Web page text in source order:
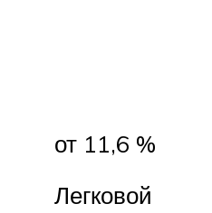
от 11,6 %
Легковой